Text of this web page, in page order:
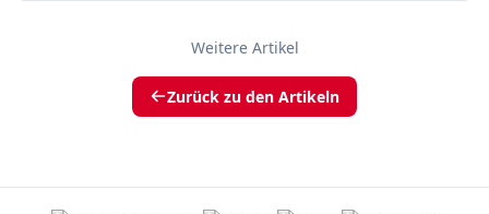
Weitere Artikel
Zurück zu den Artikeln